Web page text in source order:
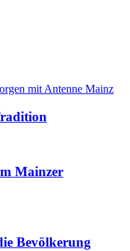
mit Antenne Mainz
Mainzer
Bevölkerung